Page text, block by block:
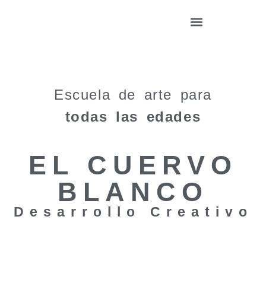
Escuela de arte para
todas las edades
EL CUERVO
BLANCO
Desarrollo Creativo